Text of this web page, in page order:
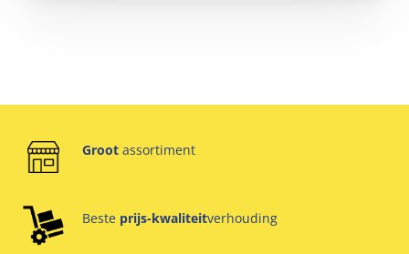
Groot assortiment
Beste prijs-kwaliteitverhouding